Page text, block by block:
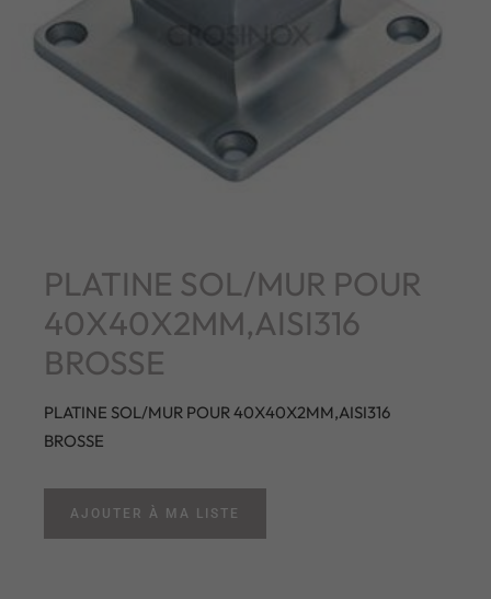
PLATINE SOL/MUR POUR
40X40X2MM,AISI316
BROSSE
PLATINE SOL/MUR POUR 40X40X2MM,AISI316
BROSSE
AJOUTER À MA LISTE